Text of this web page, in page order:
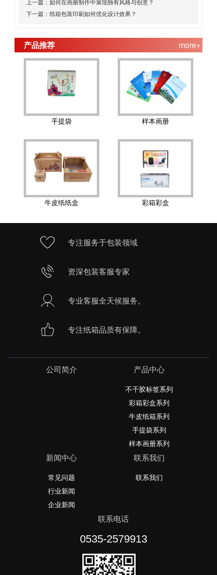
上一篇： 如何在画册制作中展现独有风格与创意？
下一篇： 纸箱包装印刷如何优化设计效果？
产品推荐 more+
手提袋 样本画册
牛皮纸纸盒 彩箱彩盒
专注服务于包装领域
资深包装客服专家
专业客服全天候服务。
专注纸箱品质有保障。
公司简介 产品中心
不干胶标签系列
彩箱彩盒系列
牛皮纸箱系列
手提袋系列
样本画册系列
新闻中心
常见问题
行业新闻
企业新闻
联系我们
联系我们
联系电话
0535-2579913